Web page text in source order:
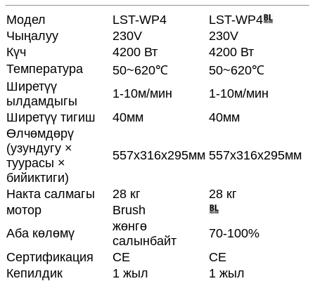
Модел LST-WP4
LST-WP4
Чыңалуу
230V
230V
Күч
4200 Вт
4200 Вт
Температура
50~620℃
50~620℃
Ширетүү
ылдамдыгы
1-10м/мин
1-10м/мин
Ширетүү тигиш
40мм
40мм
Өлчөмдөрү
(узундугу ×
туурасы ×
бийиктиги)
557x316x295мм 557x316x295мм
Накта салмагы 28 кг
28 кг
мотор
Brush
Аба көлөмү
жөнгө
салынбайт
70-100%
Сертификация
CE
CE
Кепилдик
1 жыл
1 жыл